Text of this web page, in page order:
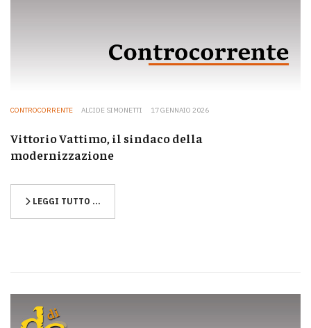
CONTROCORRENTE ALCIDE SIMONETTI 17 GENNAIO 2026
Vittorio Vattimo, il sindaco della
modernizzazione
LEGGI TUTTO …